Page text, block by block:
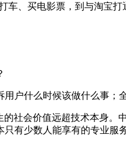
车、买电影票，到与淘
户什么时候该做什么事；
社会价值远超技术本身
有少数人能享有的专业服